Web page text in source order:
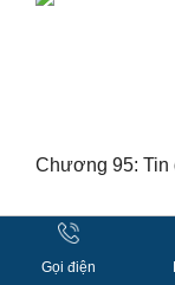
Chương 95: Tin
Gọi điện